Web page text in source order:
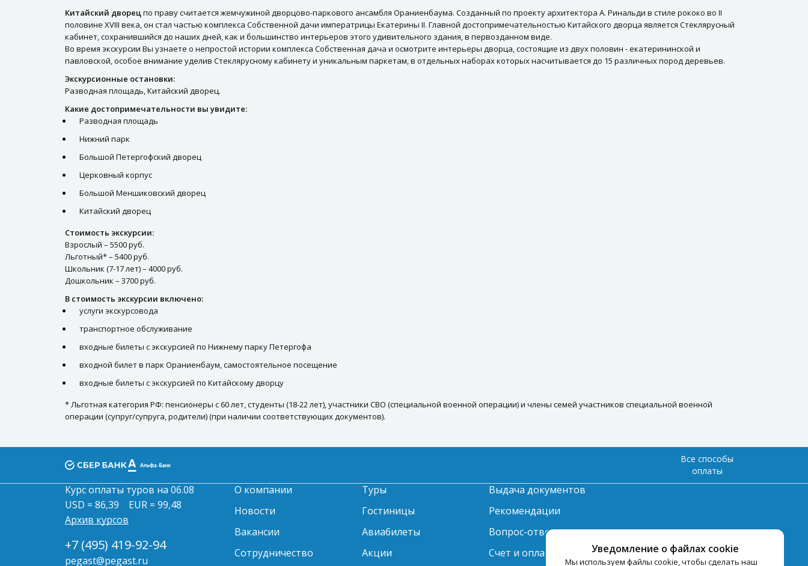
Китайский дворецпо праву считается жемчужиной дворцово-паркового ансамбля Ораниенбаума. Созданный по проекту архитектора А. Ринальди в стиле рококо во II
половине XVIII века, он стал частью комплекса Собственной дачи императрицы Екатерины II. Главной достопримечательностью Китайского дворца является Стеклярусный
кабинет, сохранившийся до наших дней, как и большинство интерьеров этого удивительного здания, в первозданном виде.
Во время экскурсии Вы узнаете о непростой истории комплекса Собственная дача и осмотрите интерьеры дворца, состоящие из двух половин - екатерининской и
павловской, особое внимание уделив Стеклярусному кабинету и уникальным паркетам, в отдельных наборах которых насчитывается до 15 различных пород деревьев.
Экскурсионные остановки:
Разводная площадь, Китайский дворец.
Какие достопримечательности вы увидите:
Разводная площадь
Нижний парк
Большой Петергофский дворец
Церковный корпус
Большой Меншиковский дворец
Китайский дворец
Стоимость экскурсии:
Взрослый – 5500 руб.
Льготный* – 5400 руб.
Школьник (7-17 лет) – 4000 руб.
Дошкольник – 3700 руб.
В стоимость экскурсии включено:
услуги экскурсовода
транспортное обслуживание
входные билеты с экскурсией по Нижнему парку Петергофа
входной билет в парк Ораниенбаум, самостоятельное посещение
входные билеты с экскурсией по Китайскому дворцу
* Льготная категория РФ: пенсионеры с 60 лет, студенты (18-22 лет), участники СВО (специальной военной операции) и члены семей участников специальной военной
операции (супруг/супруга, родители) (при наличии соответствующих документов).
Уведомление о файлах cookie
Мы используем файлы cookie, чтобы сделать наш
Все способы
оплаты
Курс оплаты туров на 06.08
USD = 86,39
EUR = 99,48
Архив курсов
+7 (495) 419-92-94
pegast@pegast.ru
О компании
Новости
Вакансии
Сотрудничество
Туры
Гостиницы
Авиабилеты
Акции
Выдача документов
Рекомендации
Вопрос-ответ
Счет и оплата